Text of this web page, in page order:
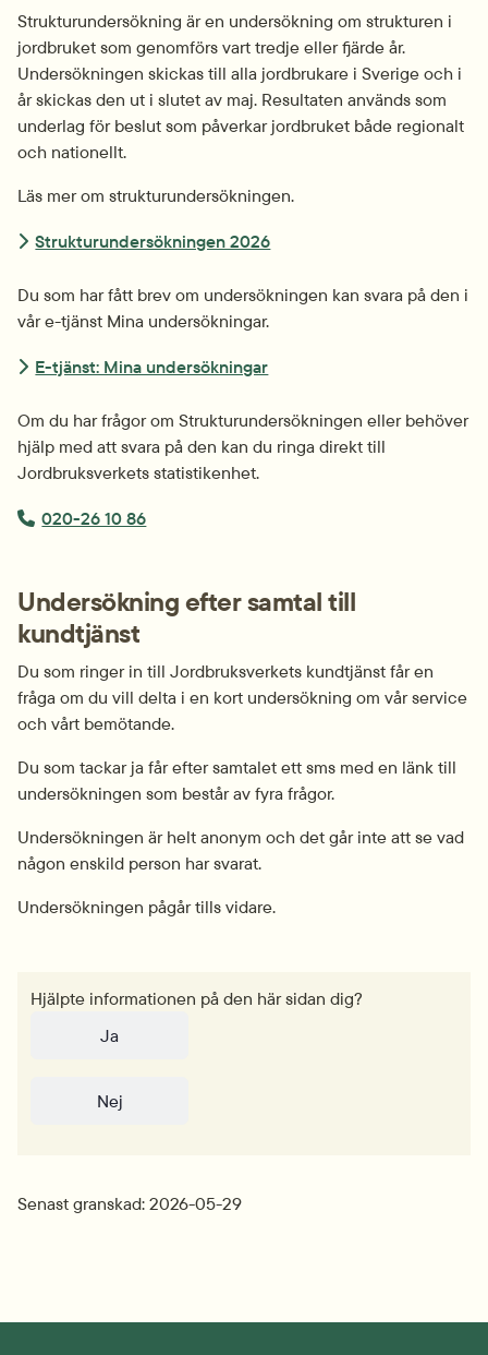
Strukturundersökning är en undersökning om strukturen i
jordbruket som genomförs vart tredje eller fjärde år.
Undersökningen skickas till alla jordbrukare i Sverige och i
år skickas den ut i slutet av maj. Resultaten används som
underlag för beslut som påverkar jordbruket både regionalt
och nationellt.
Läs mer om strukturundersökningen.
Strukturundersökningen 2026
Du som har fått brev om undersökningen kan svara på den i
vår e-tjänst Mina undersökningar.
E-tjänst: Mina undersökningar
Om du har frågor om Strukturundersökningen eller behöver
hjälp med att svara på den kan du ringa direkt till
Jordbruksverkets statistikenhet.
Telefonnummer:
020-26 10 86
Undersökning efter samtal till
kundtjänst
Du som ringer in till Jordbruksverkets kundtjänst får en
fråga om du vill delta i en kort undersökning om vår service
och vårt bemötande.
Du som tackar ja får efter samtalet ett sms med en länk till
undersökningen som består av fyra frågor.
Undersökningen är helt anonym och det går inte att se vad
någon enskild person har svarat.
Undersökningen pågår tills vidare.
Hjälpte informationen på den här sidan dig?
Ja
Nej
Senast granskad: 2026-05-29